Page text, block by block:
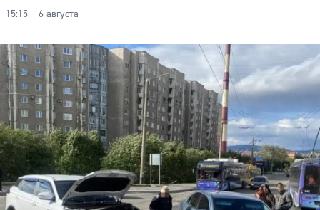
15:15 – 6 августа